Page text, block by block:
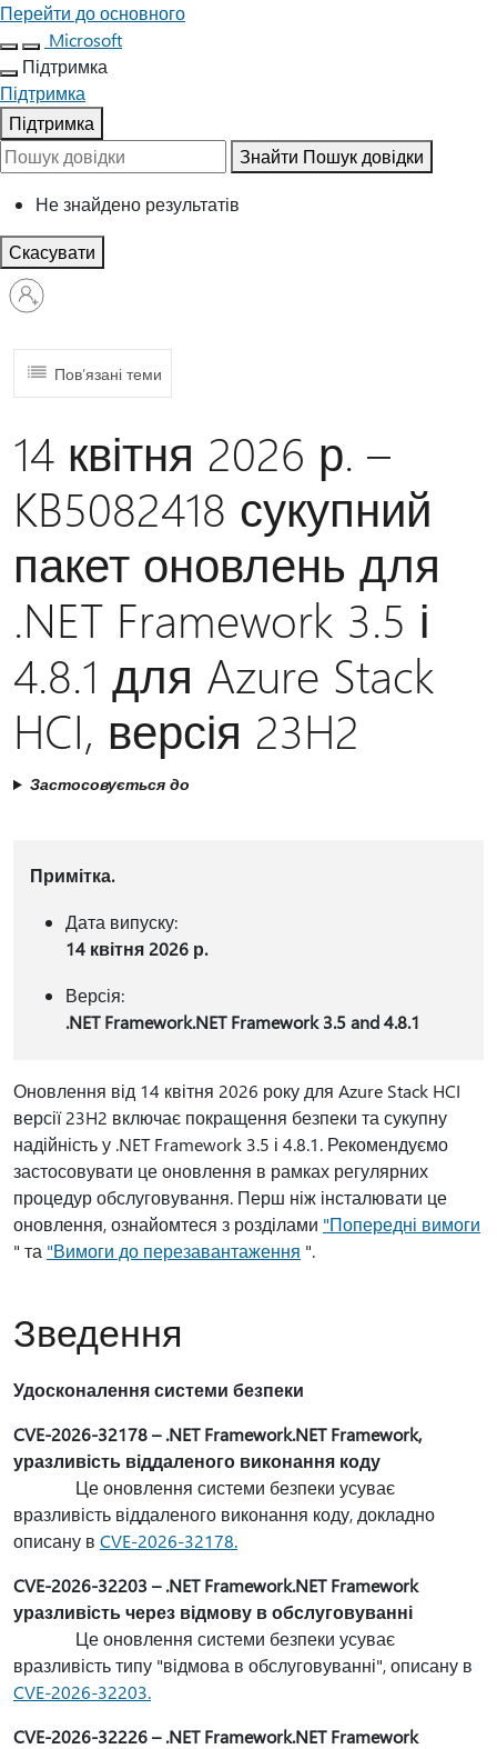
Перейти до основного
Microsoft
Підтримка
Підтримка
Підтримка
Знайти Пошук довідки
Не знайдено результатів
Скасувати
Увійдіть
обліковий
запис Пов’язані теми
14 квітня 2026 р. –
KB5082418 сукупний
пакет оновлень для
.NET Framework 3.5 і
4.8.1 для Azure Stack
HCI, версія 23H2
Застосовується до
Примітка.
Дата випуску:
14 квітня 2026 р.
Версія:
.NET Framework.NET Framework 3.5 and 4.8.1
Оновлення від 14 квітня 2026 року для Azure Stack HCI
версії 23H2 включає покращення безпеки та сукупну
надійність у .NET Framework 3.5 і 4.8.1. Рекомендуємо
застосовувати це оновлення в рамках регулярних
процедур обслуговування. Перш ніж інсталювати це
оновлення, ознайомтеся з розділами "Попередні вимоги
" та "Вимоги до перезавантаження ".
Зведення
Удосконалення системи безпеки
CVE-2026-32178 – .NET Framework.NET Framework,
уразливість віддаленого виконання коду
Це оновлення системи безпеки усуває
вразливість віддаленого виконання коду, докладно
описану в CVE-2026-32178.
CVE-2026-32203 – .NET Framework.NET Framework
уразливість через відмову в обслуговуванні
Це оновлення системи безпеки усуває
вразливість типу "відмова в обслуговуванні", описану в
CVE-2026-32203.
CVE-2026-32226 – .NET Framework.NET Framework